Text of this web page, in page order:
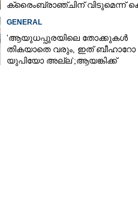
ക്രൈംബ്രാഞ്ചിന് വിടുമെന്ന്
GENERAL
'ആയുധപ്പുരയിലെ തോക്കുകൾ
തികയാതെ വരും, ഇത് ബീഹാറോ
യുപിയോ അല്ല';ആയങ്കിക്ക്
Share this